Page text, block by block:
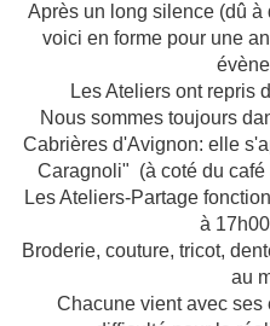
Après un long silence (dû à
voici en forme pour une
Les Ateliers ont repris
Nous sommes toujours
Cabrières d'Avignon: elle
Caragnoli" (à coté du
Les Ateliers-Partage
à
Broderie, couture, tricot,
au
Chacune vient avec ses